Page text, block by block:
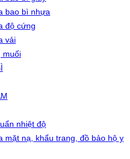
bao bì nhựa
độ cứng
vải
muối
nhiệt độ
mặt nạ, khẩu trang, đồ bảo hộ y